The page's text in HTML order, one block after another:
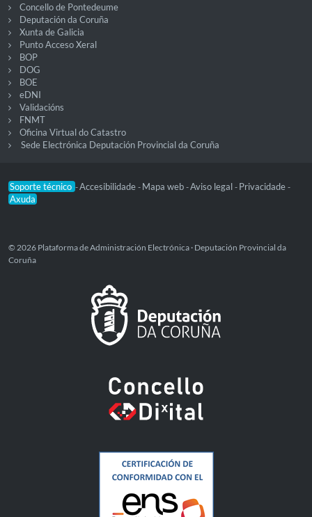
Concello de Pontedeume
Deputación da Coruña
Xunta de Galicia
Punto Acceso Xeral
BOP
DOG
BOE
eDNI
Validacións
FNMT
Oficina Virtual do Catastro
Sede Electrónica Deputación Provincial da Coruña
Soporte técnico -Accesibilidade - Mapa web -Aviso legal - Privacidade -
Axuda
© 2026 Plataforma de Administración Electrónica · Deputación Provincial da
Coruña